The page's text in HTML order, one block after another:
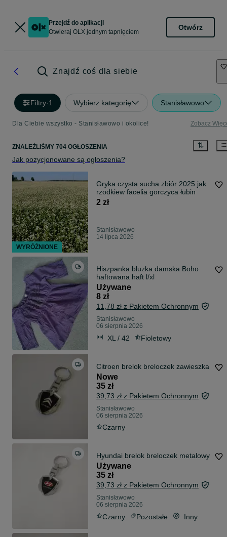
Przejdź do aplikacji
Otwieraj OLX jednym tapnięciem
Otwórz
Znajdź coś dla siebie
Filtry·1 Wybierz kategorię Stanisławowo
Dla Ciebie wszystko - Stanisławowo i okolice! Zobacz
ZNALEŹLIŚMY 704 OGŁOSZENIA
Jak pozycjonowane są ogłoszenia?
Gryka czysta sucha zbiór 2025 jak
rzodkiew facelia gorczyca łubin
2 zł
Stanisławowo
14 lipca 2026
Hiszpanka bluzka damska Boho
haftowana haft l/xl
Używane
8 zł
11,78 zł z Pakietem Ochronnym
Stanisławowo
06 sierpnia 2026
XL / 42 Fioletowy
Citroen brelok breloczek zawieszka
Nowe
35 zł
39,73 zł z Pakietem Ochronnym
Stanisławowo
06 sierpnia 2026
Czarny
Hyundai brelok breloczek metalowy
Używane
35 zł
39,73 zł z Pakietem Ochronnym
Stanisławowo
06 sierpnia 2026
Czarny Pozostałe Inny
WYRÓŻNIONE